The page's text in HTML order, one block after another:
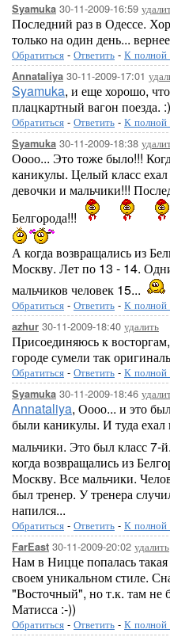
Syamuka 30-11-2009-16:59
Последний раз в Одессе.
только на один день...
Обратиться - Ответить - К полной
Annataliya 30-11-2009-17:01
Syamuka, и еще хорошо,
плацкартный вагон поезда.
Обратиться - Ответить - К полной
Syamuka 30-11-2009-18:38
Оооо... Это тоже было!!!
каникулы. Целый класс
девочки и мальчики!!!
Белгорода!!!
А когда возвращались из
Москву. Лет по 13 - 14.
мальчиков человек 15...
Обратиться - Ответить - К полной
azhur 30-11-2009-18:40 удалить
Присоединяюсь к
городе сумели так
Обратиться - Ответить - К полной
Syamuka 30-11-2009-18:46
Annataliya, Оооо... и это
были каникулы. И туда
мальчики. Это был класс 7-й.
когда возвращались из
Москву. Все мальчики.
был тренер. У тренера
напился...
Обратиться - Ответить - К полной
FarEast 30-11-2009-20:02 удалить
Нам в Ницце попалась
своем уникальном стиле.
"Восточный", но т.к. там не
Матисса :-))
Обратиться - Ответить - К полной